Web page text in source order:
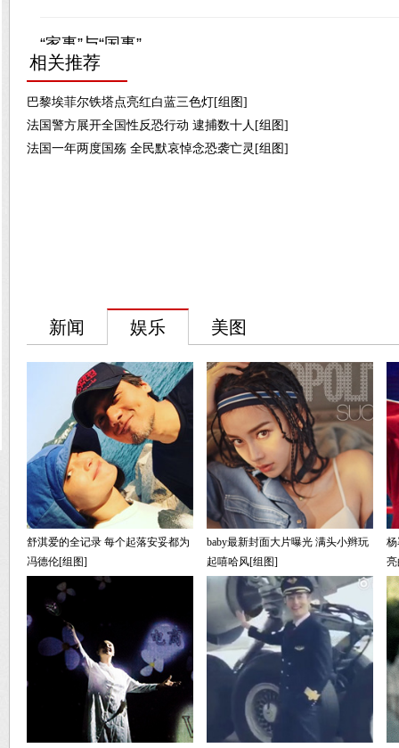
相关推荐
巴黎埃菲尔铁塔点亮红白蓝三色灯[组图]
法国警方展开全国性反恐行动 逮捕数十人[组图]
法国一年两度国殇 全民默哀悼念恐袭亡灵[组图]